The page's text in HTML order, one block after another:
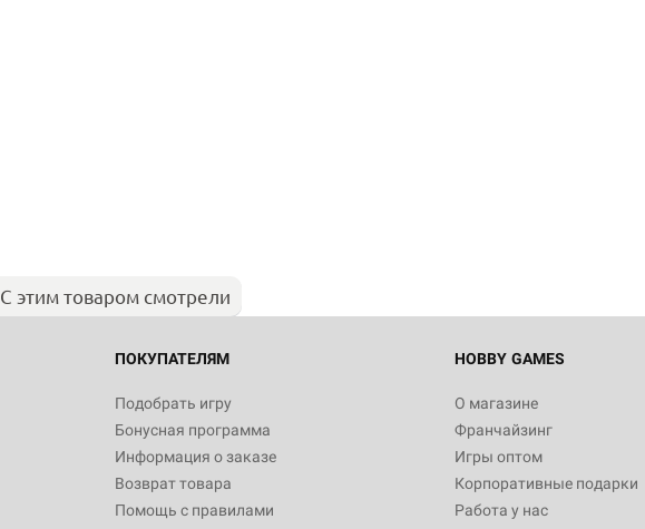
С этим товаром смотрели
ПОКУПАТЕЛЯМ
Подобрать игру
Бонусная программа
Информация о заказе
Возврат товара
Помощь с правилами
HOBBY GAMES
О магазине
Франчайзинг
Игры оптом
Корпоративные подарки
Работа у нас